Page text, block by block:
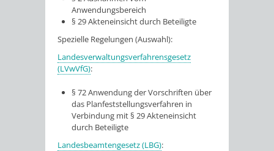
Anwendungsbereich
§ 29Akteneinsicht durch Beteiligte
Spezielle Regelungen (Auswahl):
Landesverwaltungsverfahrensgesetz
(LVwVfG):
§ 72 Anwendung der Vorschriften über
das Planfeststellungsverfahren in
Verbindung mit § 29 Akteneinsicht
durch Beteiligte
Landesbeamtengesetz (LBG):